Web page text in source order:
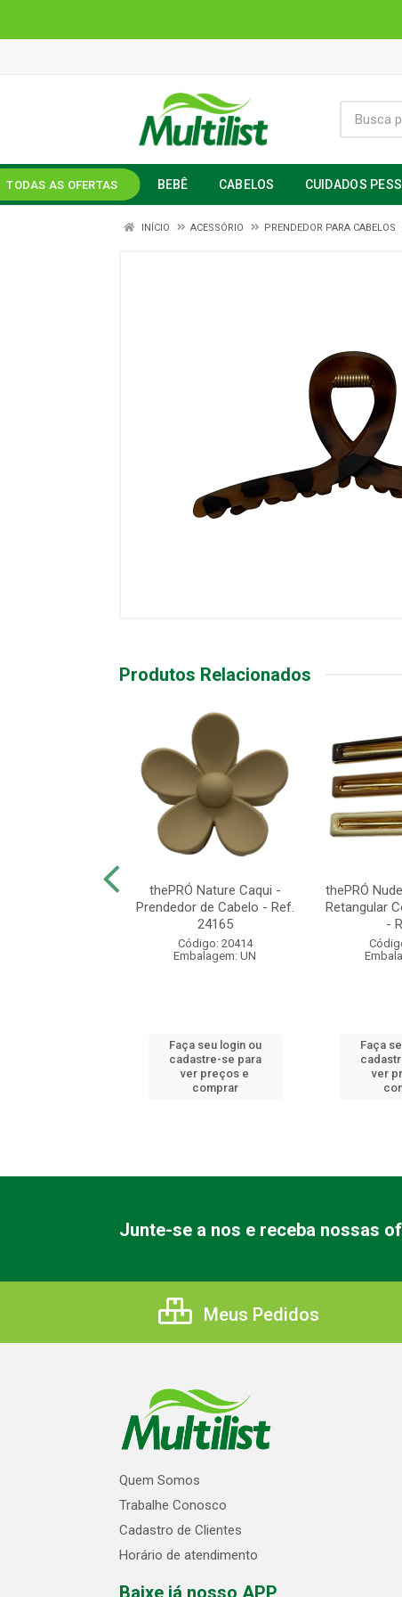
TODAS AS OFERTAS BEBÊ CABELOS CUIDADOS
INÍCIO ACESSÓRIO PRENDEDOR PARA CABELOS
Produtos Relacionados
thePRÓ Nature Caqui -
Prendedor de Cabelo - Ref.
24165
Código: 20414
Embalagem: UN
Faça seu login ou
cadastre-se para
ver preços e
comprar
thePRÓ
Retangular
-
Faça
ver
Junte-se a nos e receba nossas
Meus Pedidos
Quem Somos
Trabalhe Conosco
Cadastro de Clientes
Horário de atendimento
Baixe já nosso APP